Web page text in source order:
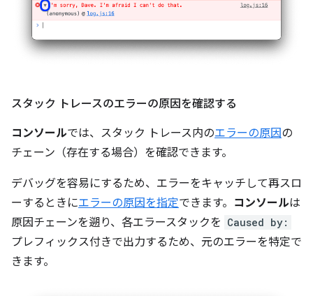
スタック トレースのエラーの原因を確認する
コンソールでは、スタック トレース内のエラーの原因の
チェーン（存在する場合）を確認できます。
デバッグを容易にするため、エラーをキャッチして再スロ
ーするときにエラーの原因を指定できます。 コンソールは
原因チェーンを遡り、各エラースタックを Caused by:
プレフィックス付きで出力するため、元のエラーを特定で
きます。